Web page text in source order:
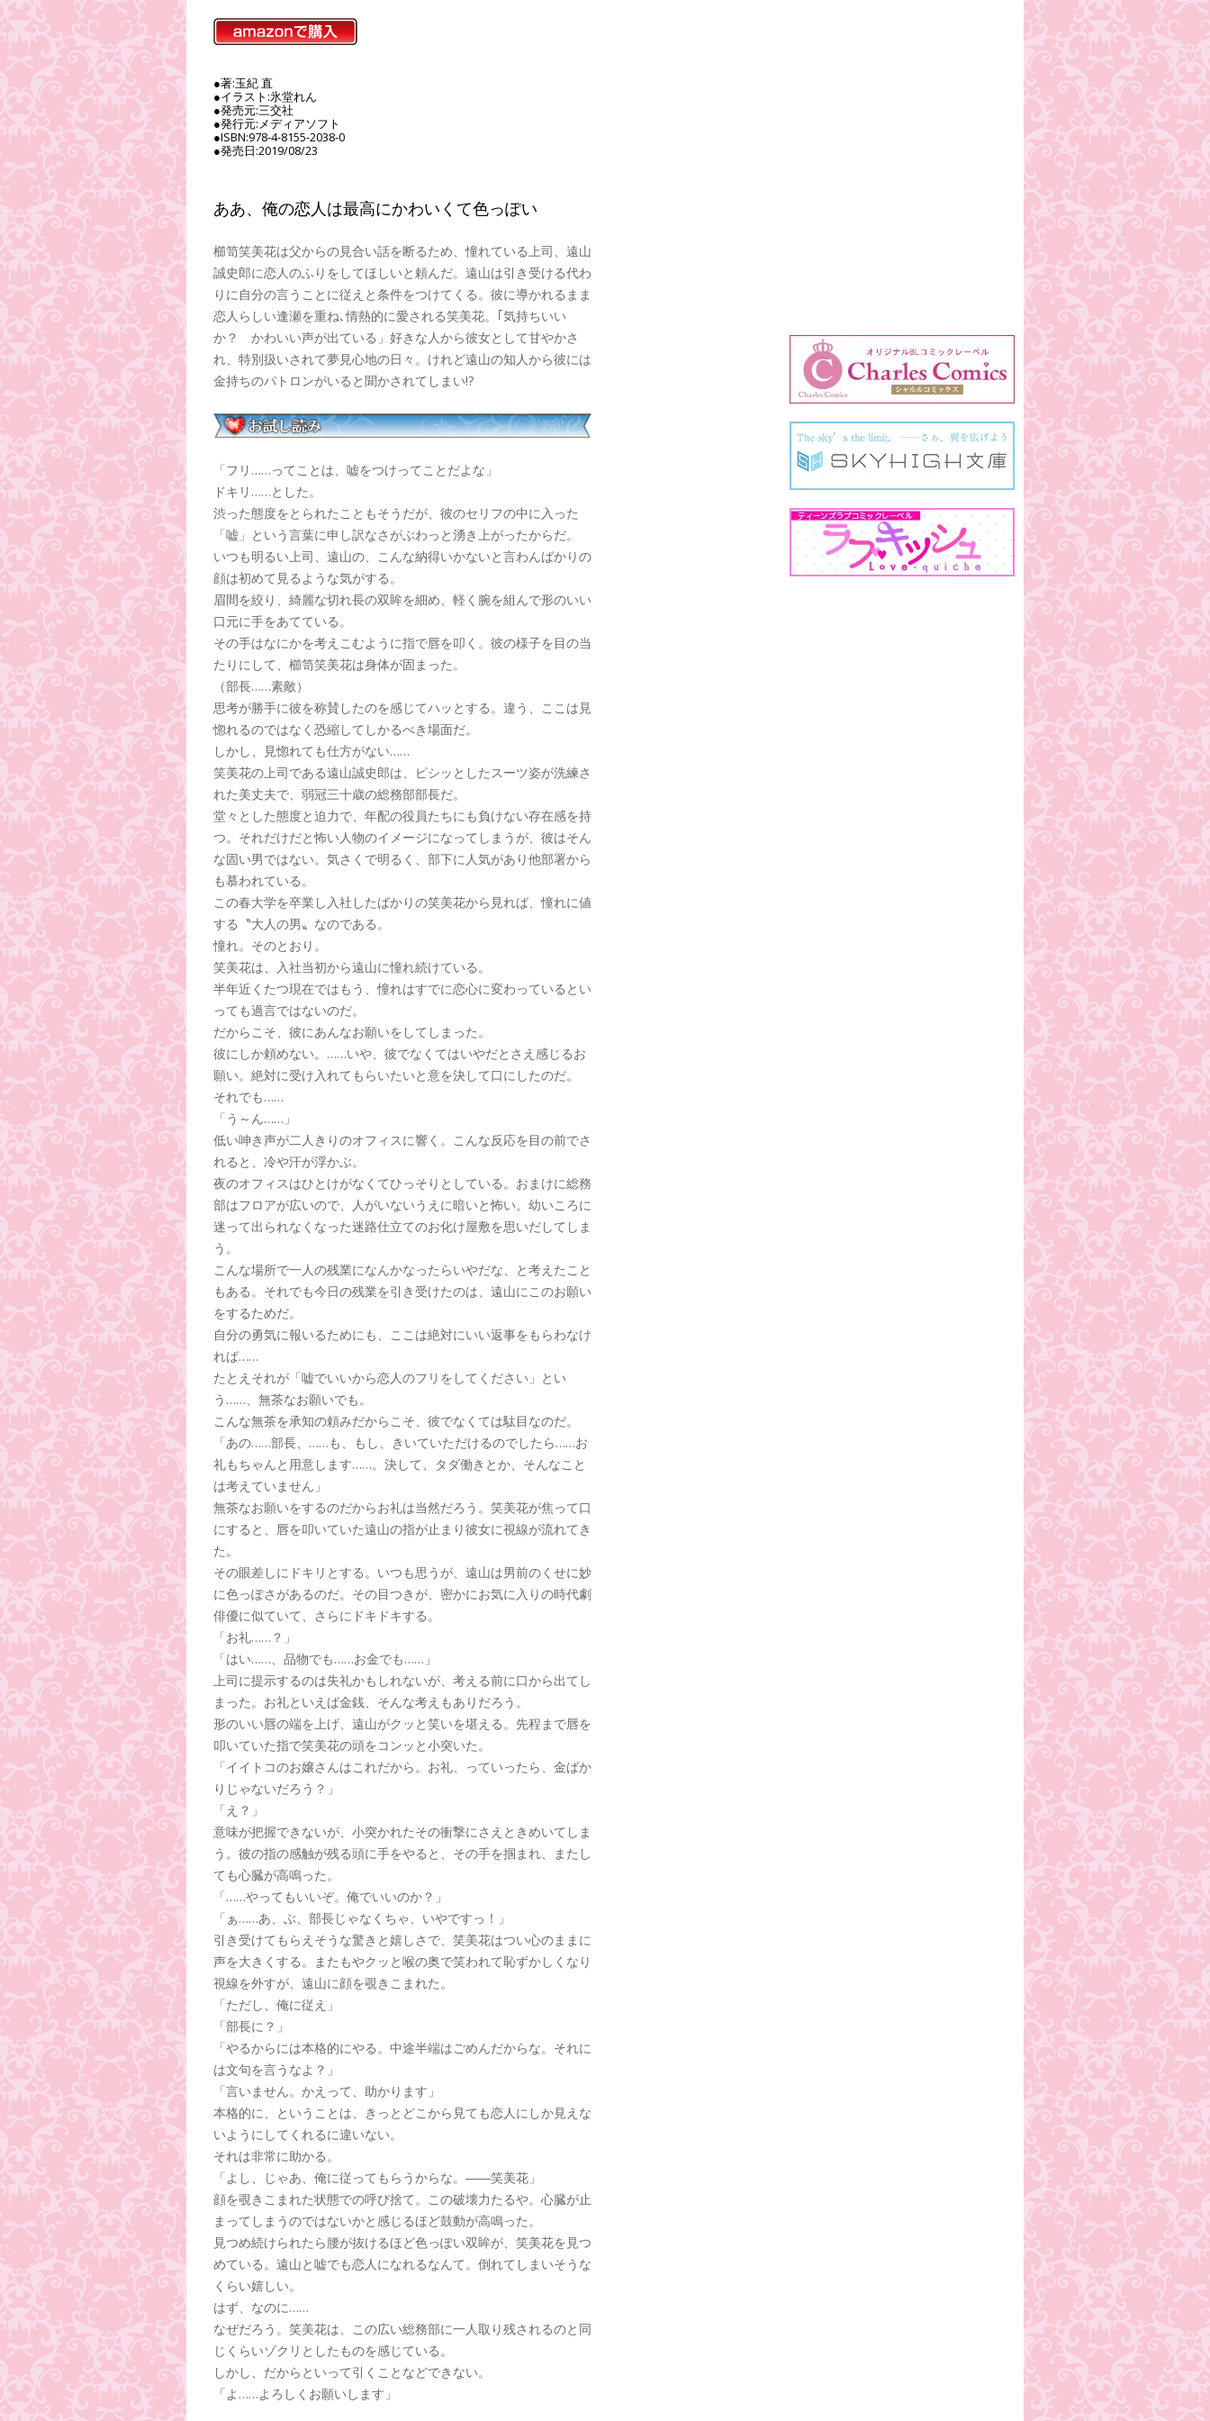
●著:玉紀 直
●イラスト:氷堂れん
●発売元:三交社
●発行元:メディアソフト
●ISBN:978-4-8155-2038-0
●発売日:2019/08/23
ああ、俺の恋人は最高にかわいくて色っぽい
櫛笥笑美花は父からの見合い話を断るため、憧れている上司、遠山
誠史郎に恋人のふりをしてほしいと頼んだ。遠山は引き受ける代わ
りに自分の言うことに従えと条件をつけてくる。彼に導かれるまま
恋人らしい逢瀬を重ね､情熱的に愛される笑美花。｢気持ちいい
か？ かわいい声が出ている」好きな人から彼女として甘やかさ
れ、特別扱いされて夢見心地の日々。けれど遠山の知人から彼には
金持ちのパトロンがいると聞かされてしまい!?
「フリ……ってことは、嘘をつけってことだよな」
ドキリ……とした。
渋った態度をとられたこともそうだが、彼のセリフの中に入った
「嘘」という言葉に申し訳なさがぶわっと湧き上がったからだ。
いつも明るい上司、遠山の、こんな納得いかないと言わんばかりの
顔は初めて見るような気がする。
眉間を絞り、綺麗な切れ長の双眸を細め、軽く腕を組んで形のいい
口元に手をあてている。
その手はなにかを考えこむように指で唇を叩く。彼の様子を目の当
たりにして、櫛笥笑美花は身体が固まった。
（部長……素敵）
思考が勝手に彼を称賛したのを感じてハッとする。違う、ここは見
惚れるのではなく恐縮してしかるべき場面だ。
しかし、見惚れても仕方がない……
笑美花の上司である遠山誠史郎は、ピシッとしたスーツ姿が洗練さ
れた美丈夫で、弱冠三十歳の総務部部長だ。
堂々とした態度と迫力で、年配の役員たちにも負けない存在感を持
つ。それだけだと怖い人物のイメージになってしまうが、彼はそん
な固い男ではない。気さくで明るく、部下に人気があり他部署から
も慕われている。
この春大学を卒業し入社したばかりの笑美花から見れば、憧れに値
する〝大人の男〟なのである。
憧れ。そのとおり。
笑美花は、入社当初から遠山に憧れ続けている。
半年近くたつ現在ではもう、憧れはすでに恋心に変わっているとい
っても過言ではないのだ。
だからこそ、彼にあんなお願いをしてしまった。
彼にしか頼めない。……いや、彼でなくてはいやだとさえ感じるお
願い。絶対に受け入れてもらいたいと意を決して口にしたのだ。
それでも……
「う～ん……」
低い呻き声が二人きりのオフィスに響く。こんな反応を目の前でさ
れると、冷や汗が浮かぶ。
夜のオフィスはひとけがなくてひっそりとしている。おまけに総務
部はフロアが広いので、人がいないうえに暗いと怖い。幼いころに
迷って出られなくなった迷路仕立てのお化け屋敷を思いだしてしま
う。
こんな場所で一人の残業になんかなったらいやだな、と考えたこと
もある。それでも今日の残業を引き受けたのは、遠山にこのお願い
をするためだ。
自分の勇気に報いるためにも、ここは絶対にいい返事をもらわなけ
れば……
たとえそれが「嘘でいいから恋人のフリをしてください」とい
う……、無茶なお願いでも。
こんな無茶を承知の頼みだからこそ、彼でなくては駄目なのだ。
「あの……部長、……も、もし、きいていただけるのでしたら……お
礼もちゃんと用意します……。決して、タダ働きとか、そんなこと
は考えていません」
無茶なお願いをするのだからお礼は当然だろう。笑美花が焦って口
にすると、唇を叩いていた遠山の指が止まり彼女に視線が流れてき
た。
その眼差しにドキリとする。いつも思うが、遠山は男前のくせに妙
に色っぽさがあるのだ。その目つきが、密かにお気に入りの時代劇
俳優に似ていて、さらにドキドキする。
「お礼……？」
「はい……、品物でも……お金でも……」
上司に提示するのは失礼かもしれないが、考える前に口から出てし
まった。お礼といえば金銭、そんな考えもありだろう。
形のいい唇の端を上げ、遠山がクッと笑いを堪える。先程まで唇を
叩いていた指で笑美花の頭をコンッと小突いた。
「イイトコのお嬢さんはこれだから。お礼、っていったら、金ばか
りじゃないだろう？」
「え？」
意味が把握できないが、小突かれたその衝撃にさえときめいてしま
う。彼の指の感触が残る頭に手をやると、その手を掴まれ、またし
ても心臓が高鳴った。
「……やってもいいぞ。俺でいいのか？」
「ぁ……あ、ぶ、部長じゃなくちゃ、いやですっ！」
引き受けてもらえそうな驚きと嬉しさで、笑美花はつい心のままに
声を大きくする。またもやクッと喉の奥で笑われて恥ずかしくなり
視線を外すが、遠山に顔を覗きこまれた。
「ただし、俺に従え」
「部長に？」
「やるからには本格的にやる。中途半端はごめんだからな。それに
は文句を言うなよ？」
「言いません。かえって、助かります」
本格的に、ということは、きっとどこから見ても恋人にしか見えな
いようにしてくれるに違いない。
それは非常に助かる。
「よし、じゃあ、俺に従ってもらうからな。――笑美花」
顔を覗きこまれた状態での呼び捨て。この破壊力たるや。心臓が止
まってしまうのではないかと感じるほど鼓動が高鳴った。
見つめ続けられたら腰が抜けるほど色っぽい双眸が、笑美花を見つ
めている。遠山と嘘でも恋人になれるなんて。倒れてしまいそうな
くらい嬉しい。
はず、なのに……
なぜだろう。笑美花は、この広い総務部に一人取り残されるのと同
じくらいゾクリとしたものを感じている。
しかし、だからといって引くことなどできない。
「よ……よろしくお願いします」